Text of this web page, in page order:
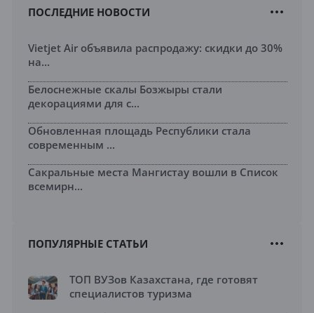
ПОСЛЕДНИЕ НОВОСТИ
Vietjet Air объявила распродажу: скидки до 30%
на...
Белоснежные скалы Бозжыры стали
декорациями для с...
Обновленная площадь Республики стала
современным ...
Сакральные места Мангистау вошли в Список
всемирн...
ПОПУЛЯРНЫЕ СТАТЬИ
ТОП ВУЗов Казахстана, где готовят
специалистов туризма